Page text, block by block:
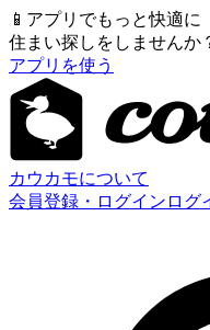
📱 アプリでもっと快適に
住まい探しをしませんか
アプリを使う
カウカモについて
会員登録・ログイン ログ